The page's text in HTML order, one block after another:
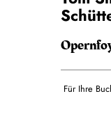
Für Ihre